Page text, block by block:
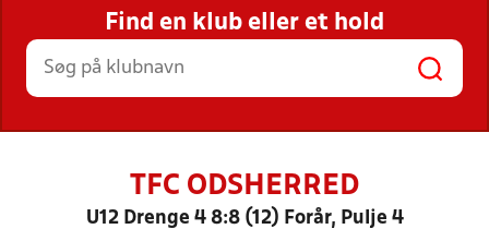
STILLINGER, RESULTATER, KLUBBER OG
HOLD
Find en klub eller et hold
TFC ODSHERRED
U12 Drenge 4 8:8 (12) Forår, Pulje 4